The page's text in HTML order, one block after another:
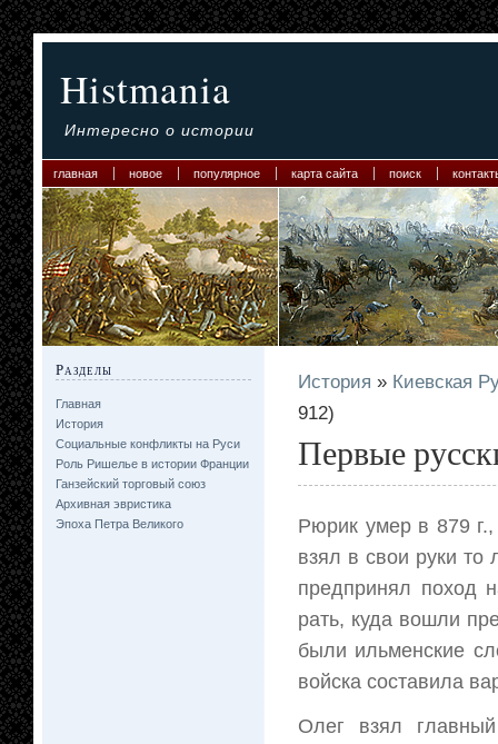
Histmania
Интересно о истории
главная новое популярное карта сайта поиск
Разделы
Главная
История
Социальные конфликты на Руси
Роль Ришелье в истории Франции
Ганзейский торговый союз
Архивная эвристика
Эпоха Петра Великого
История » Киевская
912)
Первые
Рюрик умер в 879
взял в свои руки
предпринял поход
рать, куда вошли
были ильменские
войска составила
Олег взял